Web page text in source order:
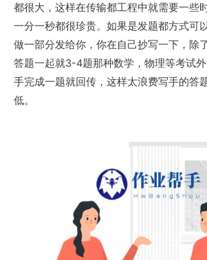
都很大，这样在传输都工程中就需要一些
一分一秒都很珍贵。如果是发题都方式可
做一部分发给你，你在自己抄写一下，除
答题一起就3-4题那种数学，物理等考试
手完成一题就回传，这样太浪费写手的答
低。